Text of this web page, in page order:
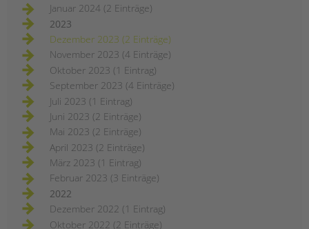
Januar 2024 (2 Einträge)
2023
Dezember 2023 (2 Einträge)
November 2023 (4 Einträge)
Oktober 2023 (1 Eintrag)
September 2023 (4 Einträge)
Juli 2023 (1 Eintrag)
Juni 2023 (2 Einträge)
Mai 2023 (2 Einträge)
April 2023 (2 Einträge)
März 2023 (1 Eintrag)
Februar 2023 (3 Einträge)
2022
Dezember 2022 (1 Eintrag)
Oktober 2022 (2 Einträge)